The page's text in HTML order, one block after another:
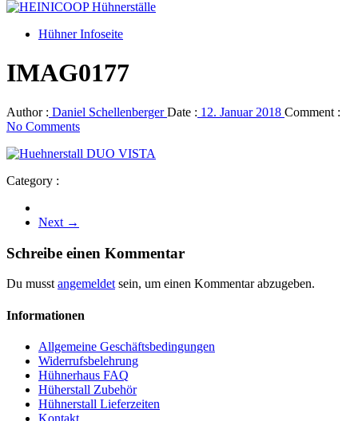
Hühner Infoseite
IMAG0177
Author : Daniel SchellenbergerDate : 12. Januar 2018 Comment :
No Comments
Category :
Next →
Schreibe einen Kommentar
Du musst angemeldet sein, um einen Kommentar abzugeben.
Informationen
Allgemeine Geschäftsbedingungen
Widerrufsbelehrung
Hühnerhaus FAQ
Hüherstall Zubehör
Hühnerstall Lieferzeiten
Kontakt